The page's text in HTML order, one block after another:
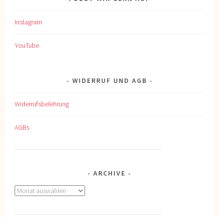
Instagram
YouTube
WIDERRUF UND AGB
Widerrufsbelehrung
AGBs
ARCHIVE
Archive